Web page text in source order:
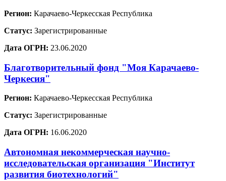
Регион: Карачаево-Черкесская Республика
Статус: Зарегистрированные
Дата ОГРН: 23.06.2020
Благотворительный фонд "Моя Карачаево-
Черкесия"
Регион: Карачаево-Черкесская Республика
Статус: Зарегистрированные
Дата ОГРН: 16.06.2020
Автономная некоммерческая научно-
исследовательская организация "Институт
развития биотехнологий"